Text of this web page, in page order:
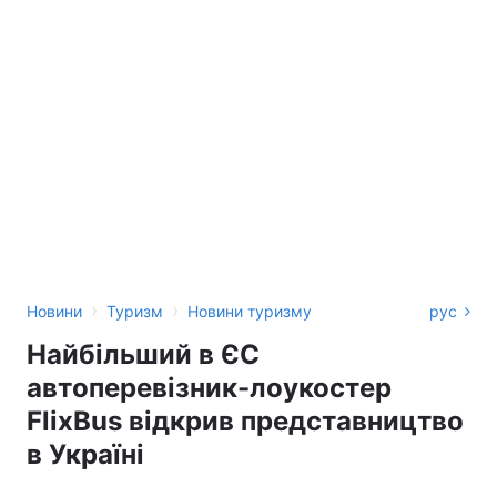
Новини › Туризм › Новини туризму рус
Найбільший в ЄС
автоперевізник-лоукостер
FlixBus відкрив представництво
в Україні